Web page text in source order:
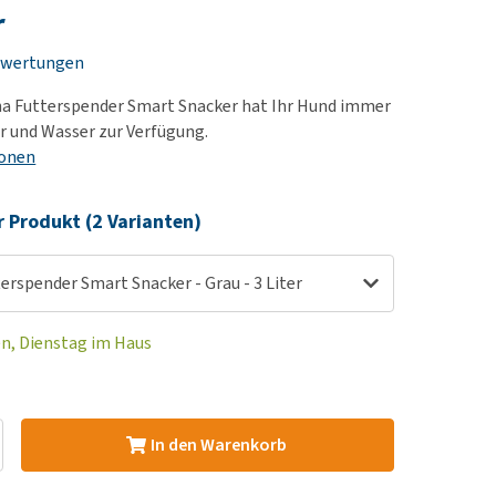
Fellprobleme und
(wieder) stubenrein?
ansehen
Futterspender Smart Snacker hat Ihr Hund immer
Wasser zur Verfügung.
Produkt (2 Varianten)
Smart Snacker - Grau - 3 Liter
Dienstag im Haus
In den Warenkorb